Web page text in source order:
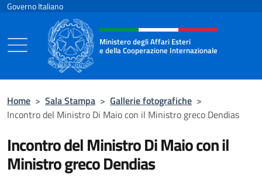
Salta al contenuto
Governo Italiano
Intestazione sito, social e menù
Ministero degli Affari Esteri
e della Cooperazione Internazionale
Home > Sala Stampa > Gallerie fotografiche >
Incontro del Ministro Di Maio con il Ministro greco Dendias
Incontro del Ministro Di Maio con il
Ministro greco Dendias